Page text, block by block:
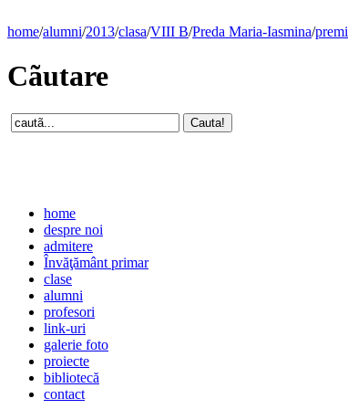
home/alumni/2013/clasa/VIII B/Preda Maria-Iasmina/
Cãutare
home
despre noi
admitere
Învăţământ primar
clase
alumni
profesori
link-uri
galerie foto
proiecte
bibliotecă
contact